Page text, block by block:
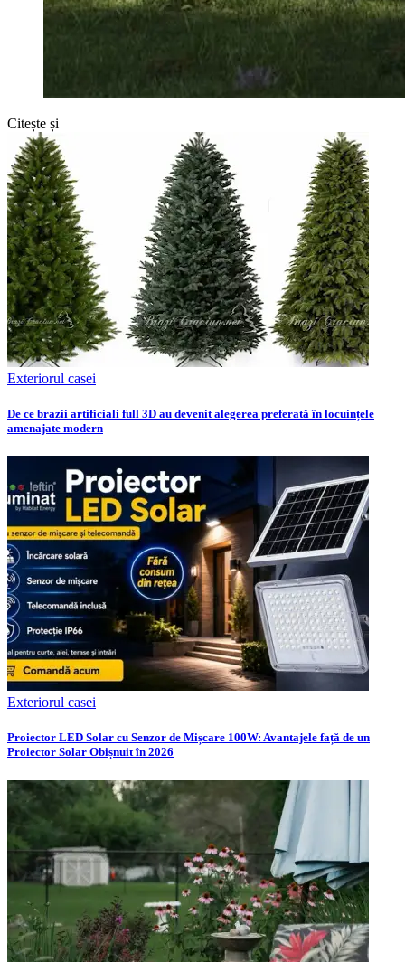
Citește și
Exteriorul casei
De ce brazii artificiali full 3D au devenit alegerea preferată în locuințele
amenajate modern
Exteriorul casei
Proiector LED Solar cu Senzor de Mișcare 100W: Avantajele față de un
Proiector Solar Obișnuit în 2026